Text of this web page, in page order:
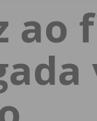
ao